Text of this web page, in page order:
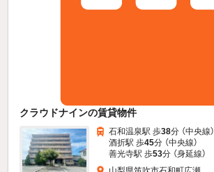
クラウドナインの賃貸物件
石和温泉駅 歩38分 （中央線）
酒折駅 歩45分 （中央線）
善光寺駅 歩53分 （身延線）